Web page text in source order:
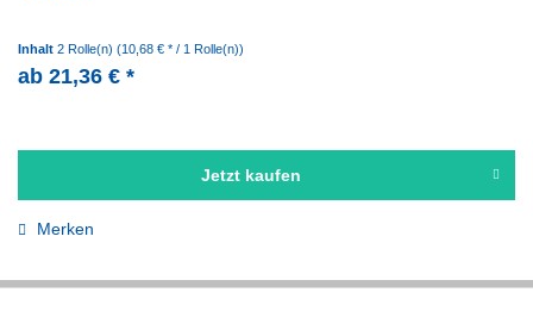
Inhalt 2 Rolle(n) (10,68 € * / 1 Rolle(n))
ab 21,36 € *
Jetzt kaufen
Merken